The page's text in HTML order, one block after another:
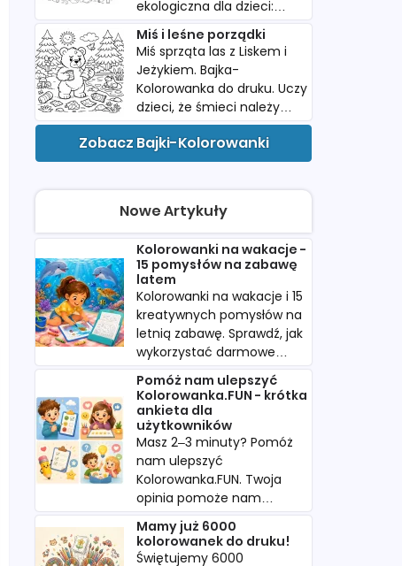
ekologiczna dla dzieci:
papier, plastik i szkło w
kolorowych koszach do
druku.
Miś i leśne porządki
Miś sprząta las z Liskem i
Jeżykiem. Bajka-
Kolorowanka do druku. Uczy
dzieci, że śmieci należy
wyrzucać do kosza. Idealna
do przedszkola.
Zobacz Bajki-Kolorowanki
Nowe Artykuły
Kolorowanki na wakacje -
15 pomysłów na zabawę
latem
Kolorowanki na wakacje i 15
kreatywnych pomysłów na
letnią zabawę. Sprawdź, jak
wykorzystać darmowe
kolorowanki w podróży i
podczas urlopu.
Pomóż nam ulepszyć
Kolorowanka.FUN - krótka
ankieta dla
użytkowników
Masz 2–3 minuty? Pomóż
nam ulepszyć
Kolorowanka.FUN. Twoja
opinia pomoże nam
tworzyć więcej
kolorowanek, których
naprawdę szukacie.
Mamy już 6000
kolorowanek do druku!
Świętujemy 6000